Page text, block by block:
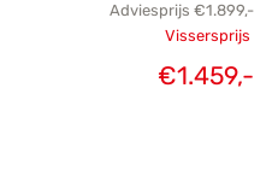
Adviesprijs €1.899,-
Vissersprijs
€1.459,-